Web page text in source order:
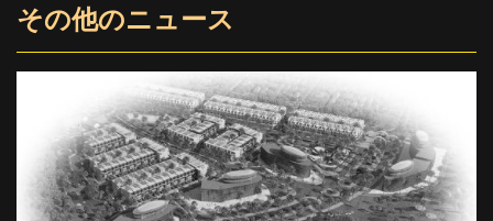
その他のニュース